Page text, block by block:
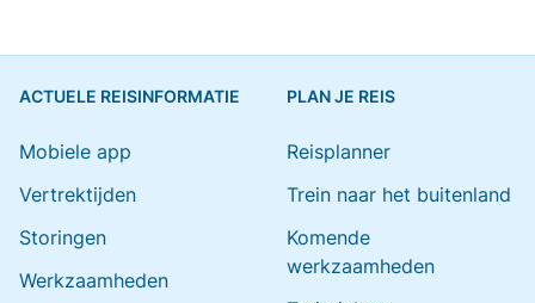
ACTUELE REISINFORMATIE
Mobiele app
Vertrektijden
Storingen
Werkzaamheden
PLAN JE REIS
Reisplanner
Trein naar het buitenland
Komende
werkzaamheden